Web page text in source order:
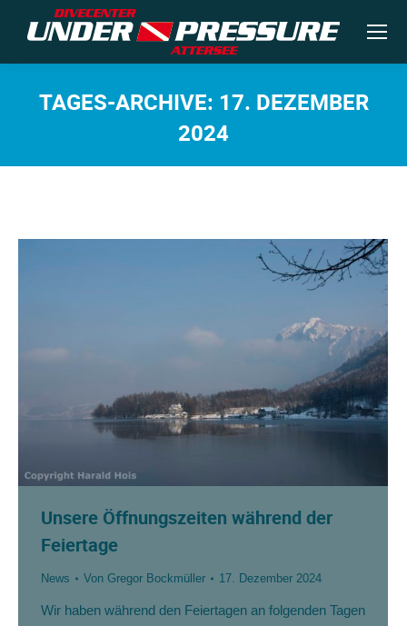
TAGES-ARCHIVE: 17. DEZEMBER
2024
Unsere Öffnungszeiten während der
Feiertage
News Von Gregor Bockmüller 17. Dezember 2024
Wir haben während den Feiertagen an folgenden Tagen